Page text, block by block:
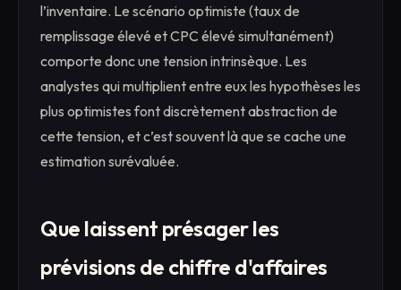
l’inventaire. Le scénario optimiste (taux de
remplissage élevé et CPC élevé simultanément)
comporte donc une tension intrinsèque. Les
analystes qui multiplient entre eux les hypothèses les
plus optimistes font discrètement abstraction de
cette tension, et c’est souvent là que se cache une
estimation surévaluée.
Que laissent présager les
prévisions de chiffre d'affaires